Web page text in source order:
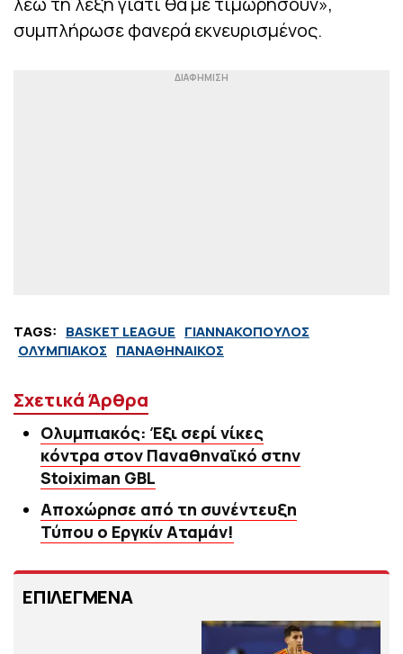
συμπλήρωσε φανερά εκνευρισμένος.
TAGS: BASKET LEAGUE ΓΙΑΝΝΑΚΟΠΟΥΛΟΣ
ΟΛΥΜΠΙΑΚΟΣ ΠΑΝΑΘΗΝΑΙΚΟΣ
Σχετικά Άρθρα
Ολυμπιακός: Έξι σερί νίκες
κόντρα στον Παναθηναϊκό στην
Stoiximan GBL
Αποχώρησε από τη συνέντευξη
Τύπου ο Εργκίν Αταμάν!
ΕΠΙΛΕΓΜΕΝΑ